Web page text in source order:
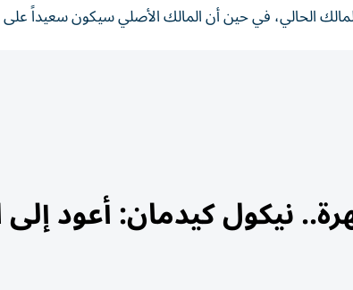
الحالي، في حين أن المالك الأصلي سيكون سعيداً على
نيكول كيدمان: أعود إلى